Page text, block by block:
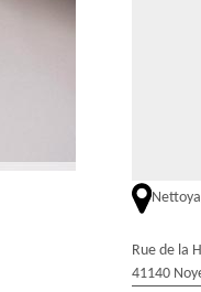
Rue de la
41140